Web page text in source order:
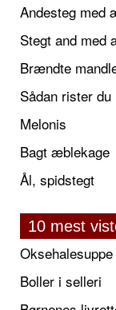
Stegt and med
Brændte
Sådan rister
Melonis
Bagt æblekage
Ål, spidstegt
10 mest
Boller i selleri